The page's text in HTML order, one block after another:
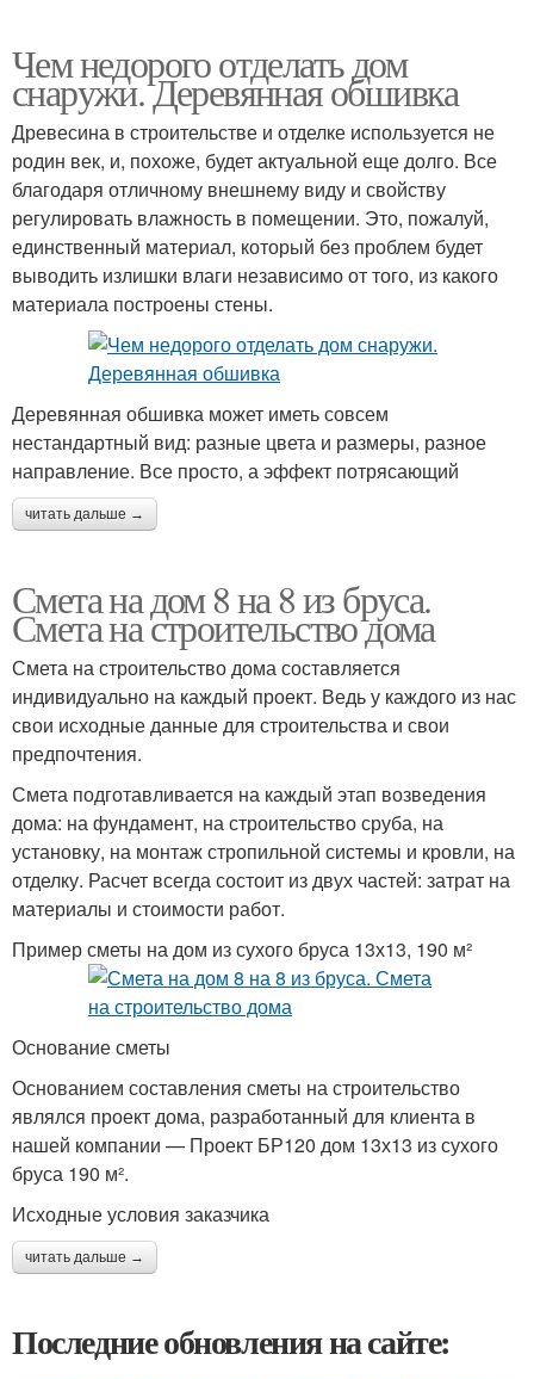
Чем недорого отделать дом
снаружи. Деревянная обшивка
Древесина в строительстве и отделке используется не
родин век, и, похоже, будет актуальной еще долго. Все
благодаря отличному внешнему виду и свойству
регулировать влажность в помещении. Это, пожалуй,
единственный материал, который без проблем будет
выводить излишки влаги независимо от того, из какого
материала построены стены.
Деревянная обшивка может иметь совсем
нестандартный вид: разные цвета и размеры, разное
направление. Все просто, а эффект потрясающий
читать дальше →
Смета на дом 8 на 8 из бруса.
Смета на строительство дома
Смета на строительство дома составляется
индивидуально на каждый проект. Ведь у каждого из нас
свои исходные данные для строительства и свои
предпочтения.
Смета подготавливается на каждый этап возведения
дома: на фундамент, на строительство сруба, на
установку, на монтаж стропильной системы и кровли, на
отделку. Расчет всегда состоит из двух частей: затрат на
материалы и стоимости работ.
Пример сметы на дом из сухого бруса 13х13, 190 м²
Основание сметы
Основанием составления сметы на строительство
являлся проект дома, разработанный для клиента в
нашей компании — Проект БР120 дом 13х13 из сухого
бруса 190 м².
Исходные условия заказчика
читать дальше →
Последние обновления на сайте: